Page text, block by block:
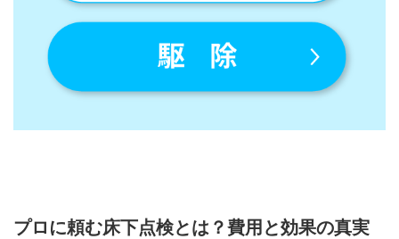
プロに頼む床下点検とは？費用と効果の真実